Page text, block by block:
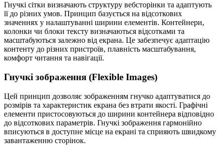
Гнучкі сітки визначають структуру вебсторінки та адаптують
її до різних умов. Принцип базується на відсоткових
значеннях у налаштуванні ширини елементів. Контейнери,
колонки чи блоки тексту визначаються відсотками та
масштабуються залежно від екрана. Це забезпечує адаптацію
контенту до різних пристроїв, плавність масштабування,
комфорт читання та навігації.
Гнучкі зображення (Flexible Images)
Цей принцип дозволяє зображенням гнучко адаптуватися до
розмірів та характеристик екрана без втрати якості. Графічні
елементи пристосовуються до ширини контейнера відповідно
до відсоткових параметрів. Гнучкі зображення гармонійно
вписуються в доступне місце на екрані та сприяють швидкому
завантаженню сторінок.